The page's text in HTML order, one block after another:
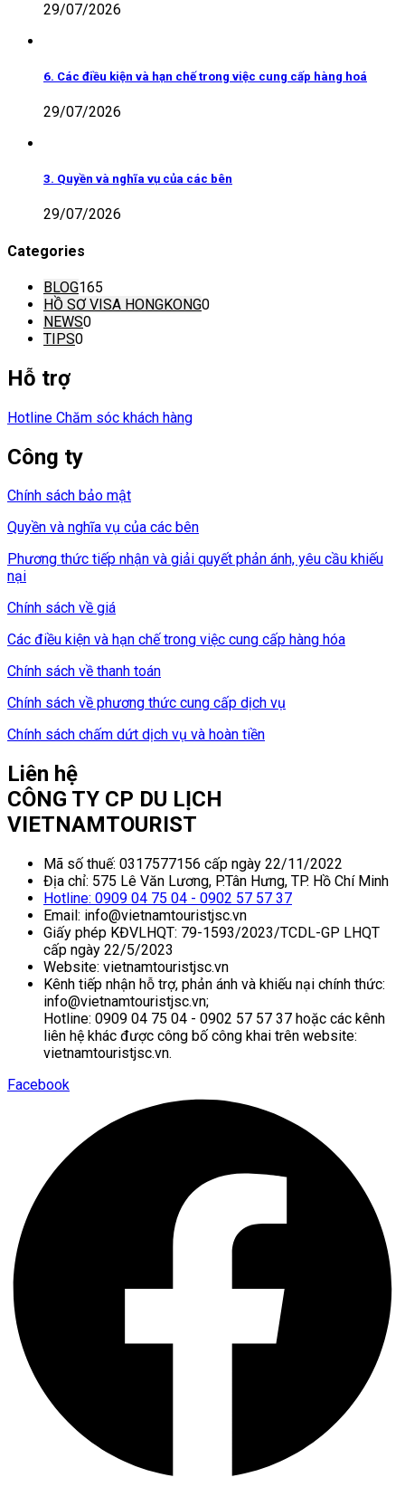
29/07/2026
6. Các điều kiện và hạn chế trong việc cung cấp hàng hoá
29/07/2026
3. Quyền và nghĩa vụ của các bên
29/07/2026
Categories
BLOG165
HỒ SƠ VISA HONGKONG0
NEWS0
TIPS0
Hỗ trợ
Hotline Chăm sóc khách hàng
Công ty
Chính sách bảo mật
Quyền và nghĩa vụ của các bên
Phương thức tiếp nhận và giải quyết phản ánh, yêu cầu khiếu
nại
Chính sách về giá
Các điều kiện và hạn chế trong việc cung cấp hàng hóa
Chính sách về thanh toán
Chính sách về phương thức cung cấp dịch vụ
Chính sách chấm dứt dịch vụ và hoàn tiền
Liên hệ
CÔNG TY CP DU LỊCH
VIETNAMTOURIST
Mã số thuế: 0317577156 cấp ngày 22/11/2022
Địa chỉ: 575 Lê Văn Lương, P.Tân Hưng, TP. Hồ Chí Minh
Hotline: 0909 04 75 04 - 0902 57 57 37
Email: info@vietnamtouristjsc.vn
Giấy phép KĐVLHQT: 79-1593/2023/TCDL-GP LHQT
cấp ngày 22/5/2023
Website: vietnamtouristjsc.vn
Kênh tiếp nhận hỗ trợ, phản ánh và khiếu nại chính thức:
info@vietnamtouristjsc.vn;
Hotline: 0909 04 75 04 - 0902 57 57 37 hoặc các kênh
liên hệ khác được công bố công khai trên website:
vietnamtouristjsc.vn.
Facebook